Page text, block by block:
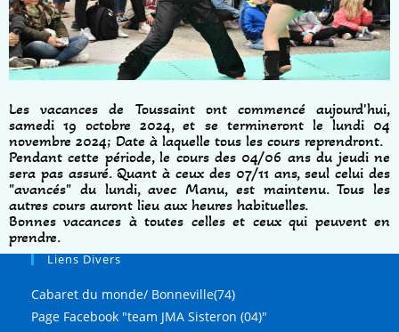
Les vacances de Toussaint ont commencé aujourd'hui,
samedi 19 octobre 2024, et se termineront le lundi 04
novembre 2024; Date à laquelle tous les cours reprendront.
Pendant cette période, le cours des 04/06 ans du jeudi ne
sera pas assuré. Quant à ceux des 07/11 ans, seul celui des
"avancés" du lundi, avec Manu, est maintenu. Tous les
autres cours auront lieu aux heures habituelles.
Bonnes vacances à toutes celles et ceux qui peuvent en
prendre.
Liens Divers
Cabaret du monde/ Bonneville(74)
Page Facebook "team JMA Sisteron (04)"